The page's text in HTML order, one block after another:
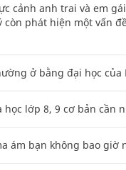
cảnh anh trai và em
phát hiện một vấn
ở bằng đại học của
học lớp 8, 9 cơ bản cần
ám bạn không bao giờ